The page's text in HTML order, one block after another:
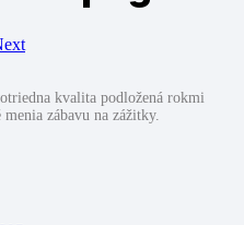
kvalita podložená rokmi
zábavu na zážitky.